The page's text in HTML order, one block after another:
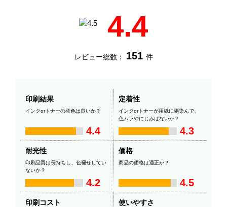
4.4
レビュー総数： 151 件
印刷結果
インクorトナーの発色は良いか？
4.4
定着性
インクorトナーが用紙に馴染んで、
色ムラやにじみはないか？
4.3
耐光性
印刷品質は長持ちし、色褪せしてい
ないか？
4.2
価格
商品の価格は適正か？
4.5
印刷コスト 使いやすさ